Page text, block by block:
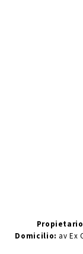
Domicilio: av Ex